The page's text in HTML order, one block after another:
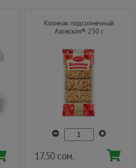
Козинак подсолнечный
Азовская® 250 г
17.50 сом.